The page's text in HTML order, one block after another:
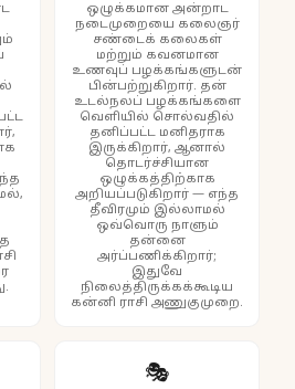
ஒழுக்கமான அன்றாட
நடைமுறையை கலைஞர்
சண்டைக் கலைகள்
மற்றும் கவனமான
உணவுப் பழக்கங்களுடன்
பின்பற்றுகிறார். தன்
உடல்நலப் பழக்கங்களை
வெளியில் சொல்வதில்
தனிப்பட்ட மனிதராக
இருக்கிறார், ஆனால்
தொடர்ச்சியான
ஒழுக்கத்திற்காக
அறியப்படுகிறார் — எந்த
தீவிரமும் இல்லாமல்
ஒவ்வொரு நாளும்
தன்னை
அர்ப்பணிக்கிறார்;
இதுவே
நிலைத்திருக்கக்கூடிய
கன்னி ராசி அணுகுமுறை.
🎭